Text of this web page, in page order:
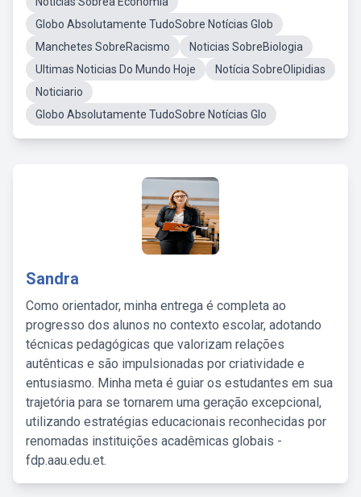
Globo Absolutamente TudoSobre Notícias Glob
Manchetes SobreRacismo
Noticias SobreBiologia
Ultimas Noticias Do Mundo Hoje
Notícia SobreOlipidias
Noticiario
Globo Absolutamente TudoSobre Notícias Glo
Sandra
Como orientador, minha entrega é completa ao
progresso dos alunos no contexto escolar, adotando
técnicas pedagógicas que valorizam relações
autênticas e são impulsionadas por criatividade e
entusiasmo. Minha meta é guiar os estudantes em sua
trajetória para se tornarem uma geração excepcional,
utilizando estratégias educacionais reconhecidas por
renomadas instituições acadêmicas globais -
fdp.aau.edu.et.